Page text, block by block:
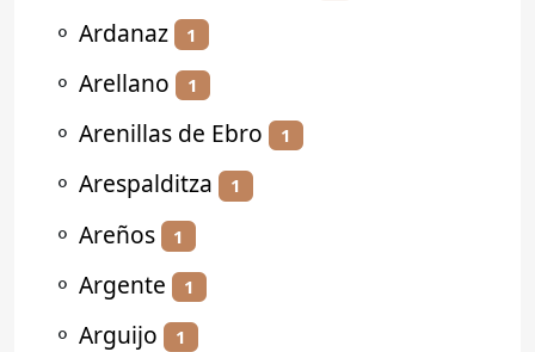
⚬ Ardanaz 1
⚬ Arellano 1
⚬ Arenillas de Ebro 1
⚬ Arespalditza 1
⚬ Areños 1
⚬ Argente 1
⚬ Arguijo 1